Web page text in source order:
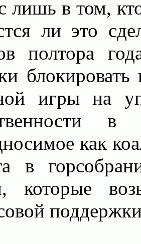
лишь в том, кто
ли это
полтора
игры на
как
в
которые